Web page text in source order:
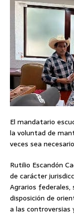
El mandatario
la voluntad de
veces sea
Rutilio Escandón
de carácter
Agrarios
disposición de
a las controversias